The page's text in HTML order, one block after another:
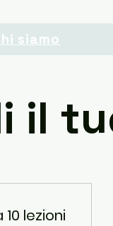
siamo
il
lezioni